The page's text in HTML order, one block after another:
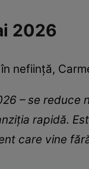
2026
neființă,
– se
rapidă.
care vine